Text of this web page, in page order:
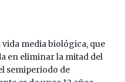
vida media biológica, que
en eliminar la mitad del
semiperiodo de